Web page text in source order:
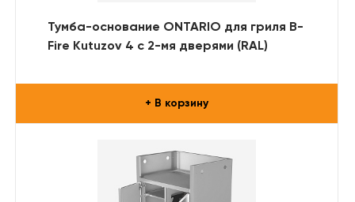
Тумба-основание ONTARIO для гриля B-
Fire Kutuzov 4 с 2-мя дверями (RAL)
+ В корзину